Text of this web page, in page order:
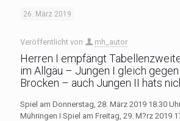
26. März 2019
Veröffentlicht von mh_autor
Herren I empfängt
im Allgäu – Jungen I gleich
Brocken – auch Jungen II hats
Spiel am Donnerstag, 28. März 2019 18.30
Mühringen I Spiel am Freitag, 29. M?rz 2019